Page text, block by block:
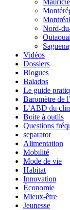
Montréal
Nord-
Vidéos
Dossiers
Blogues
Balados
Le guide
Baromètre de
L’ABD du
Boite à outils
Questions
separator
Alimentation
Mobilité
Mode de vie
Habitat
Innovation
Économie
Mieux-être
Jeunesse